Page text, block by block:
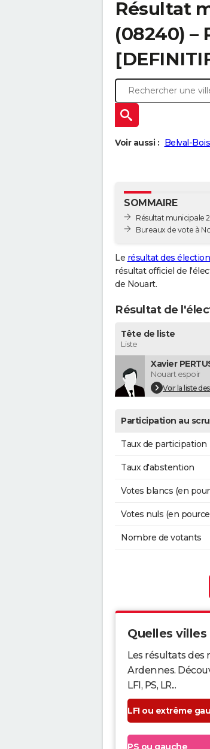
Résultat
(08240) –
Voir aussi : Belval-
SOMMAIRE
Résultat municipale
Bureaux de vote à
Le résultat des
résultat officiel de
de Nouart.
Résultat de
Tête de liste
Liste
Xavier
Nouart espoir
Voir la liste
Participation au
Taux de participation
Taux d'abstention
Votes blancs (en
Votes nuls (en
Nombre de votants
Quelles
Les résultats
Ardennes.
LFI, PS, LR...
LFI ou extrême
PS ou gauche